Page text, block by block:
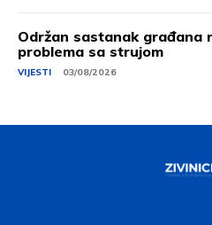
Održan sastanak građana
problema sa strujom
VIJESTI 03/08/2026